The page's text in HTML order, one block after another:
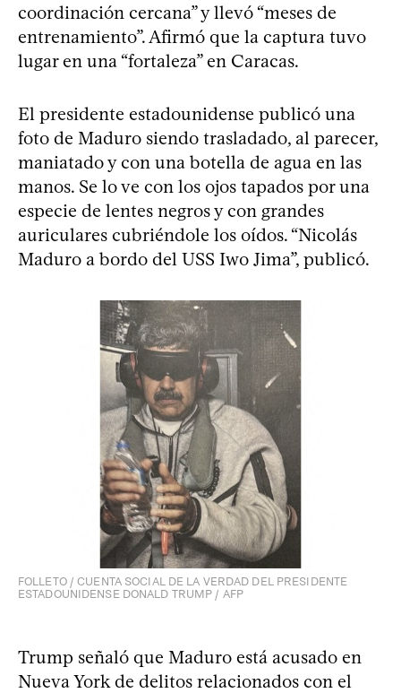
coordinación cercana” y llevó “meses de
entrenamiento”. Afirmó que la captura tuvo
lugar en una “fortaleza” en Caracas.
El presidente estadounidense publicó una
foto de Maduro siendo trasladado, al parecer,
maniatado y con una botella de agua en las
manos. Se lo ve con los ojos tapados por una
especie de lentes negros y con grandes
auriculares cubriéndole los oídos. “Nicolás
Maduro a bordo del USS Iwo Jima”, publicó.
FOLLETO / CUENTA SOCIAL DE LA VERDAD DEL PRESIDENTE
ESTADOUNIDENSE DONALD TRUMP / AFP
Trump señaló que Maduro está acusado en
Nueva York de delitos relacionados con el